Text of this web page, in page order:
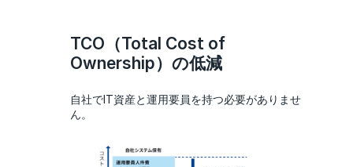
TCO（Total Cost of
Ownership）の低減
自社でIT資産と運用要員を持つ必要がありませ
ん。